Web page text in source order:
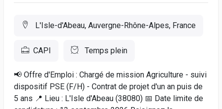
L'Isle-d'Abeau, Auvergne-Rhône-Alpes, France
CAPI Temps plein
📢 Offre d'Emploi : Chargé de mission Agriculture - suivi
dispositif PSE (F/H) - Contrat de projet d'un an puis de
5 ans 📍 Lieu : L'Isle d'Abeau (38080) 📅 Date limite de